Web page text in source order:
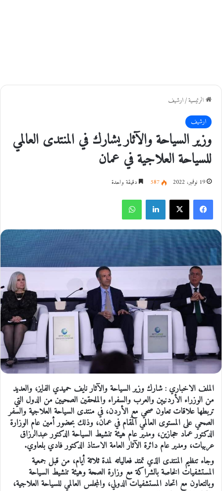
الرئيسية/ارشيف
ارشيف
وزير السياحة والآثار يشارك في المنتدى العالمي
للسياحة العلاجية في عمان
19 نوفمبر، 2022 587 دقيقة واحدة
فيسبوك
الملف الاخباري : شارك وزير السياحة والآثار نايف حميدي الفايز، والعديد
من الوزراء الأردنيين والعرب والسفراء والملحقين الصحيين من الدول التي
تربطها علاقات تعاون صحي مع الأردن، في منتدى السياحة العلاجية والسفر
الصحي على المستوى العالمي المُقام في عمان، وذلك بحضور أمين عام الوزارة
الدكتور عماد حجازين، ومدير عام هيئة تنشيط السياحة الدكتور عبدالرزاق
عربيات، ومدير عام دائرة الآثار العامة الاستاذ الدكتور فادي بلعاوي.
وجاء تنظيم المنتدى الذي تمتد فعالياته لمدة ثلاثة أيام، من قبل جمعية
المستشفيات الخاصة بالشراكة مع وزارة الصحة وهيئة تنشيط السياحة
وبالتعاون مع اتحاد المستشفيات الدولي، والمجلس العالمي للسياحة العلاجية،